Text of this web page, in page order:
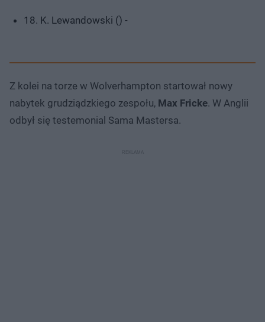
18. K. Lewandowski () -
Z kolei na torze w Wolverhampton startował nowy
nabytek grudziądzkiego zespołu, Max Fricke. W Anglii
odbył się testemonial Sama Mastersa.